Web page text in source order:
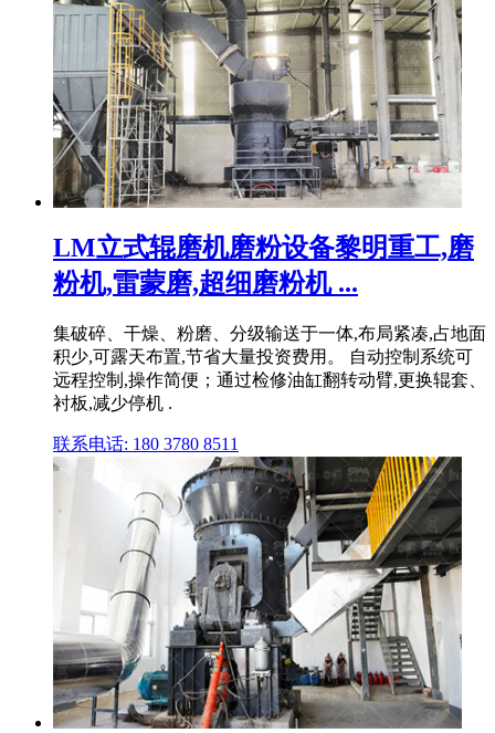
LM立式辊磨机磨粉设备黎明重工,磨
粉机,雷蒙磨,超细磨粉机 ...
集破碎、干燥、粉磨、分级输送于一体,布局紧凑,占地面
积少,可露天布置,节省大量投资费用。 自动控制系统可
远程控制,操作简便；通过检修油缸翻转动臂,更换辊套、
衬板,减少停机 .
联系电话: 180 3780 8511